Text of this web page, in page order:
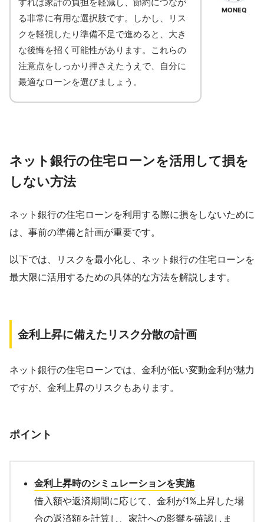
MONEQ
る非常に有用な選択肢です。しかし、リス
クを軽視したり準備不足で進めると、大き
な後悔を招く可能性があります。これらの
注意点をしっかり押さえたうえで、自分に
最適なローンを選びましょう。
ネット銀行の住宅ローンを活用して損を
しない方法
ネット銀行の住宅ローンを利用する際に損をしないために
は、事前の準備と計画が重要です。
以下では、リスクを最小化し、ネット銀行の住宅ローンを
最大限に活用するための具体的な方法を解説します。
金利上昇に備えたリスク分散の計画
ネット銀行の住宅ローンでは、金利が低い変動金利が魅力
ですが、金利上昇のリスクもあります。
ポイント
金利上昇時のシミュレーションを実施
借入額や返済期間に応じて、金利が1%上昇した場
合の返済額を計算し、家計への影響を確認しま